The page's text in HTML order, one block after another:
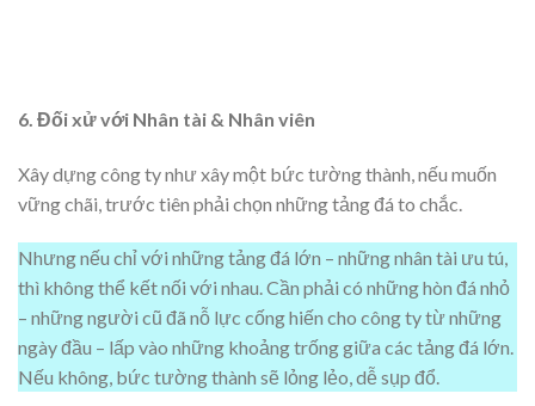
6. Đối xử với Nhân tài & Nhân viên
Xây dựng công ty như xây một bức tường thành, nếu muốn
vững chãi, trước tiên phải chọn những tảng đá to chắc.
Nhưng nếu chỉ với những tảng đá lớn – những nhân tài ưu tú,
thì không thể kết nối với nhau. Cần phải có những hòn đá nhỏ
– những người cũ đã nỗ lực cống hiến cho công ty từ những
ngày đầu – lấp vào những khoảng trống giữa các tảng đá lớn.
Nếu không, bức tường thành sẽ lỏng lẻo, dễ sụp đổ.